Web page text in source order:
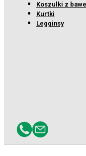
Koszulki z
Kurtki
Legginsy